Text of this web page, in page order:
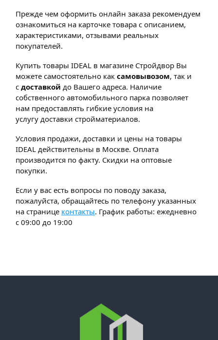
Прежде чем оформить онлайн заказа рекомендуем
ознакомиться на карточке товара с описанием,
характеристиками, отзывами реальных
покупателей.
Купить товары IDEAL в магазине Стройдвор Вы
можете самостоятельно как самовывозом, так и
с доставкой до Вашего адреса. Наличие
собственного автомобильного парка позволяет
нам предоставлять гибкие условия на
услугу доставки стройматериалов.
Условия продажи, доставки и цены на товары
IDEAL действительны в Москве. Оплата
производится по факту. Скидки на оптовые
покупки.
Если у вас есть вопросы по поводу заказа,
пожалуйста, обращайтесь по телефону указанных
на странице контакты. График работы: ежедневно
с 09:00 до 19:00